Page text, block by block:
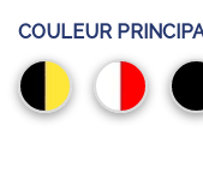
COULEUR
Noir/JauneRouge/Blanc
Noir